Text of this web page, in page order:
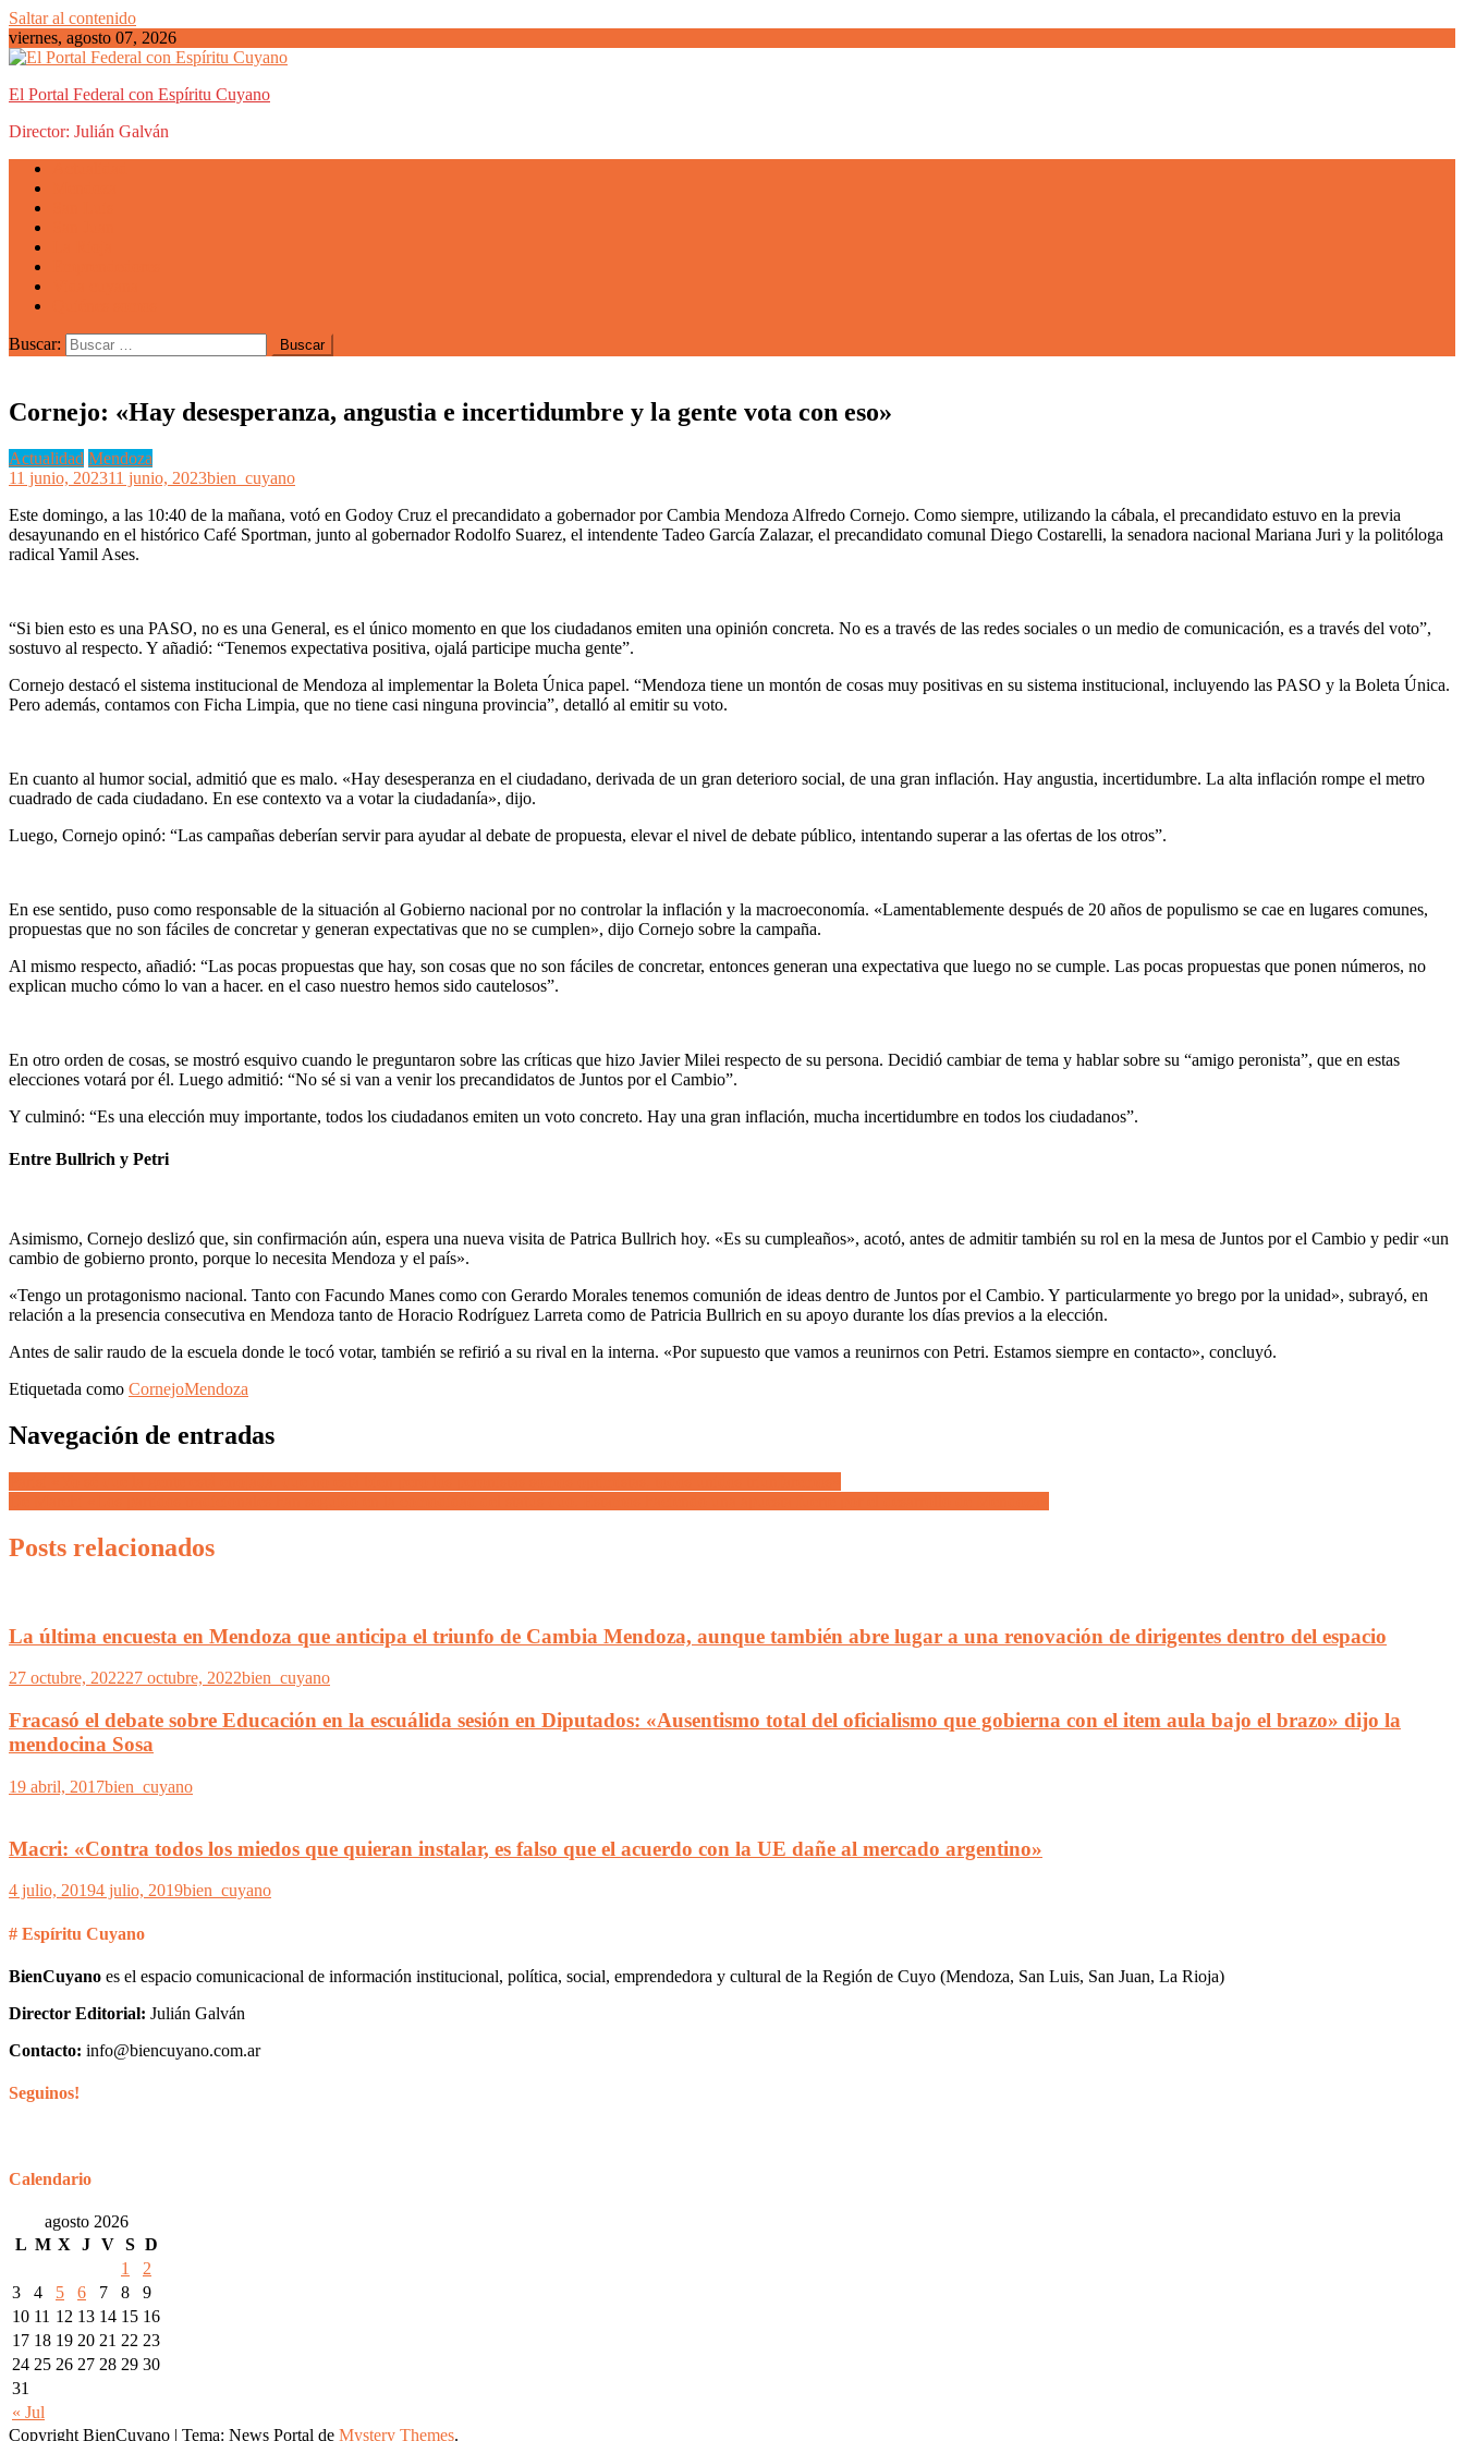
Saltar al contenido
viernes, agosto 07, 2026
El Portal Federal con Espíritu Cuyano
Director: Julián Galván
Buscar:
Cornejo: «Hay desesperanza, angustia e incertidumbre y la gente vota con eso»
Actualidad Mendoza
11 junio, 202311 junio, 2023bien_cuyano
Este domingo, a las 10:40 de la mañana, votó en Godoy Cruz el precandidato a gobernador por Cambia Mendoza Alfredo Cornejo. Como siempre, utilizando la cábala, el precandidato estuvo en la previa
desayunando en el histórico Café Sportman, junto al gobernador Rodolfo Suarez, el intendente Tadeo García Zalazar, el precandidato comunal Diego Costarelli, la senadora nacional Mariana Juri y la politóloga
radical Yamil Ases.
“Si bien esto es una PASO, no es una General, es el único momento en que los ciudadanos emiten una opinión concreta. No es a través de las redes sociales o un medio de comunicación, es a través del voto”,
sostuvo al respecto. Y añadió: “Tenemos expectativa positiva, ojalá participe mucha gente”.
Cornejo destacó el sistema institucional de Mendoza al implementar la Boleta Única papel. “Mendoza tiene un montón de cosas muy positivas en su sistema institucional, incluyendo las PASO y la Boleta Única.
Pero además, contamos con Ficha Limpia, que no tiene casi ninguna provincia”, detalló al emitir su voto.
En cuanto al humor social, admitió que es malo. «Hay desesperanza en el ciudadano, derivada de un gran deterioro social, de una gran inflación. Hay angustia, incertidumbre. La alta inflación rompe el metro
cuadrado de cada ciudadano. En ese contexto va a votar la ciudadanía», dijo.
Luego, Cornejo opinó: “Las campañas deberían servir para ayudar al debate de propuesta, elevar el nivel de debate público, intentando superar a las ofertas de los otros”.
En ese sentido, puso como responsable de la situación al Gobierno nacional por no controlar la inflación y la macroeconomía. «Lamentablemente después de 20 años de populismo se cae en lugares comunes,
propuestas que no son fáciles de concretar y generan expectativas que no se cumplen», dijo Cornejo sobre la campaña.
Al mismo respecto, añadió: “Las pocas propuestas que hay, son cosas que no son fáciles de concretar, entonces generan una expectativa que luego no se cumple. Las pocas propuestas que ponen números, no
explican mucho cómo lo van a hacer. en el caso nuestro hemos sido cautelosos”.
En otro orden de cosas, se mostró esquivo cuando le preguntaron sobre las críticas que hizo Javier Milei respecto de su persona. Decidió cambiar de tema y hablar sobre su “amigo peronista”, que en estas
elecciones votará por él. Luego admitió: “No sé si van a venir los precandidatos de Juntos por el Cambio”.
Y culminó: “Es una elección muy importante, todos los ciudadanos emiten un voto concreto. Hay una gran inflación, mucha incertidumbre en todos los ciudadanos”.
Entre Bullrich y Petri
Asimismo, Cornejo deslizó que, sin confirmación aún, espera una nueva visita de Patrica Bullrich hoy. «Es su cumpleaños», acotó, antes de admitir también su rol en la mesa de Juntos por el Cambio y pedir «un
cambio de gobierno pronto, porque lo necesita Mendoza y el país».
«Tengo un protagonismo nacional. Tanto con Facundo Manes como con Gerardo Morales tenemos comunión de ideas dentro de Juntos por el Cambio. Y particularmente yo brego por la unidad», subrayó, en
relación a la presencia consecutiva en Mendoza tanto de Horacio Rodríguez Larreta como de Patricia Bullrich en su apoyo durante los días previos a la elección.
Antes de salir raudo de la escuela donde le tocó votar, también se refirió a su rival en la interna. «Por supuesto que vamos a reunirnos con Petri. Estamos siempre en contacto», concluyó.
Etiquetada como CornejoMendoza
Navegación de entradas
Posts relacionados
La última encuesta en Mendoza que anticipa el triunfo de Cambia Mendoza, aunque también abre lugar a una renovación de dirigentes dentro del espacio
27 octubre, 202227 octubre, 2022bien_cuyano
Fracasó el debate sobre Educación en la escuálida sesión en Diputados: «Ausentismo total del oficialismo que gobierna con el item aula bajo el brazo» dijo la
mendocina Sosa
19 abril, 2017bien_cuyano
Macri: «Contra todos los miedos que quieran instalar, es falso que el acuerdo con la UE dañe al mercado argentino»
4 julio, 20194 julio, 2019bien_cuyano
# Espíritu Cuyano
BienCuyano es el espacio comunicacional de información institucional, política, social, emprendedora y cultural de la Región de Cuyo (Mendoza, San Luis, San Juan, La Rioja)
Director Editorial: Julián Galván
Contacto: info@biencuyano.com.ar
Seguinos!
Calendario
agosto 2026
L M X J V S D
« Jul
1
2
3
4 5 6 7 8
9
10 11 12 13 14 15 16
17 18 19 20 21 22 23
24 25 26 27 28 29 30
31
Copyright BienCuyano | Tema: News Portal de Mystery Themes.